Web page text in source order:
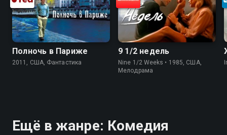
Полночь в Париже
2011, США, Фантастика
9 1/2 недель
Nine 1/2 Weeks • 1985, США,
Мелодрама
Ещё в жанре: Комедия